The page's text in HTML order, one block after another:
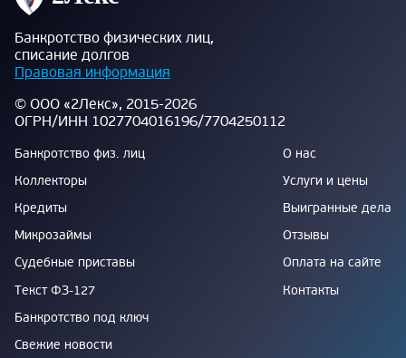
Банкротство физических лиц,
списание долгов
Правовая информация
© ООО «2Лекс», 2015-2026
ОГРН/ИНН 1027704016196/7704250112
Банкротство физ. лиц
Коллекторы
Кредиты
Микрозаймы
Судебные приставы
Текст ФЗ-127
Банкротство под ключ
Свежие новости
О нас
Услуги и цены
Выигранные дела
Отзывы
Оплата на сайте
Контакты